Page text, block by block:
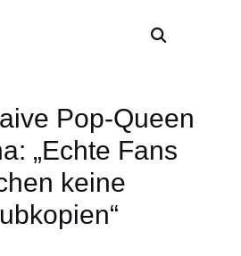
Pop-Queen
„Echte Fans
keine